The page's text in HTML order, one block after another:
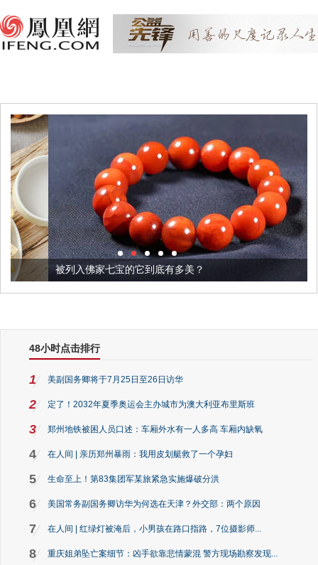
被列入佛家七宝的它到底有多美？
48小时点击排行
1 美副国务卿将于7月25日至26日访华
2 定了！2032年夏季奥运会主办城市为澳大利亚布里斯班
3 郑州地铁被困人员口述：车厢外水有一人多高 车厢内缺氧
4 在人间 | 亲历郑州暴雨：我用皮划艇救了一个孕妇
5 生命至上！第83集团军某旅紧急实施爆破分洪
6 美国常务副国务卿访华为何选在天津？外交部：两个原因
7 在人间 | 红绿灯被淹后，小男孩在路口指路，7位摄影师...
8 重庆姐弟坠亡案细节：凶手欲靠悲情蒙混 警方现场勘察发现...